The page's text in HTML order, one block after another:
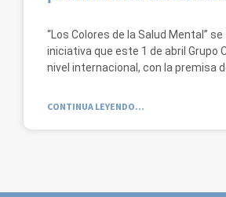
“Los Colores de la Salud Mental”
iniciativa que este 1 de abril Grupo
nivel internacional, con la premisa
CONTINUA LEYENDO...